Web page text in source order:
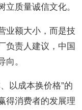
质量诚信文化。
业额大小，而是技
负责人建议，中国
向。
以成本换价格”的
得消费者的发展理